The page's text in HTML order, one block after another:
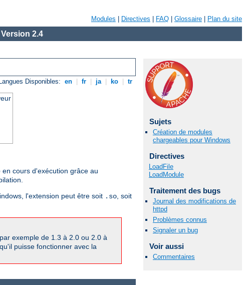
Modules Directives FAQ Glossaire Plan du site
2.4
Langues Disponibles: en fr ja ko tr
cours d'exécution grâce au
l'extension peut être soit .so, soit
exemple de 1.3 à 2.0 ou 2.0 à
puisse fonctionner avec la
Sujets
Création de modules
chargeables pour Windows
Directives
LoadFile
LoadModule
Traitement des bugs
Journal des modifications de
httpd
Problèmes connus
Signaler un bug
Voir aussi
Commentaires